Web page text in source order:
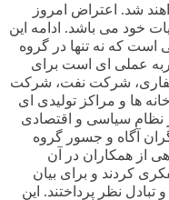
شد. اعتراض امروز
خود می باشد. ادامه این
است که نه تنها در گروه
عملی ای است برای
حفاری، شرکت نفت، شرکت
ها و مراکز تولیدی ای
نظام سیاسی و اقتصادی
آگاه و جسور گروه
از همکاران در آن
کردند و برای بیان
نظر پرداختند. این